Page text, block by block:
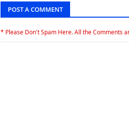
POST A COMMENT
* Please Don't Spam Here. All the Comments